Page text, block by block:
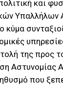
και
Υπαλλήλων
κύμα
της προς
Αστυνομίας
που